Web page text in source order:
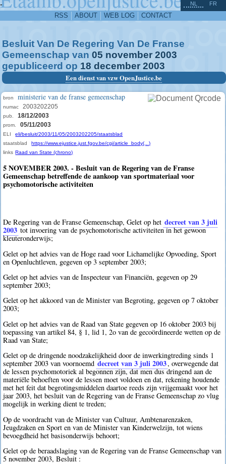
-
RSS ABOUT WEB LOG CONTACT
NL FR
Besluit Van De Regering Van De Franse
Gemeenschap van 05 november 2003
gepubliceerd op 18 december 2003
Een dienst van vzw OpenJustice.be
bron ministerie van de franse gemeenschap
numac 2003202205
pub. 18/12/2003
prom. 05/11/2003
ELI
eli/besluit/2003/11/05/2003202205/staatsblad
staatsblad
https://www.ejustice.just.fgov.be/cgi/article_body(...)
links Raad van State (chrono)
5 NOVEMBER 2003. - Besluit van de Regering van de Franse
Gemeenschap betreffende de aankoop van sportmateriaal voor
psychomotorische activiteiten
De Regering van de Franse Gemeenschap, Gelet op het decreet van 3 juli
2003 tot invoering van de psychomotorische activiteiten in het gewoon
kleuteronderwijs;
Gelet op het advies van de Hoge raad voor Lichamelijke Opvoeding, Sport
en Openluchtleven, gegeven op 3 september 2003;
Gelet op het advies van de Inspecteur van Financiën, gegeven op 29
september 2003;
Gelet op het akkoord van de Minister van Begroting, gegeven op 7 oktober
2003;
Gelet op het advies van de Raad van State gegeven op 16 oktober 2003 bij
toepassing van artikel 84, § 1, lid 1, 2o van de gecoördineerde wetten op de
Raad van State;
Gelet op de dringende noodzakelijkheid door de inwerkingtreding sinds 1
september 2003 van voornoemd decreet van 3 juli 2003, overwegende dat
de lessen psychomotoriek al begonnen zijn, dat men dus dringend aan de
materiële behoeften voor de lessen moet voldoen en dat, rekening houdende
met het feit dat begrotingsmiddelen daartoe reeds zijn vrijgemaakt voor het
jaar 2003, het besluit van de Regering van de Franse Gemeenschap zo vlug
mogelijk in werking dient te treden;
Op de voordracht van de Minister van Cultuur, Ambtenarenzaken,
Jeugdzaken en Sport en van de Minister van Kinderwelzijn, tot wiens
bevoegdheid het basisonderwijs behoort;
Gelet op de beraadslaging van de Regering van de Franse Gemeenschap van
5 november 2003, Besluit :
^